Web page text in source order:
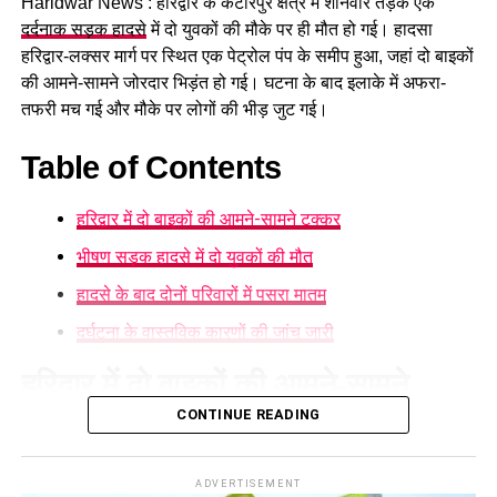
मुख्यमंत्री ने कांवड़ मेले को सफल बनाने में जुटे सफाईकर्मियों और
पुलिसकर्मियों का भी सम्मान किया। उन्होंने कर्मचारियों को माला पहनाकर
और शॉल ओढ़ाकर उनकी सेवाओं के लिए उनका उत्साह बढ़ाया।
की प्राथमिकता
दर्दनाक सड़क हादसेमें दो युवकों की मौके पर ही मौत हो गई। हादसा
हरिद्वार-लक्सर मार्ग पर स्थित एक पेट्रोल पंप के समीप हुआ, जहां दो बाइकों
की आमने-सामने जोरदार भिड़ंत हो गई। घटना के बाद इलाके में अफरा-
तफरी मच गई और मौके पर लोगों की भीड़ जुट गई।
Table of Contents
हरिद्वार में दो बाइकों की आमने-सामने टक्कर
भीषण सड़क हादसे में दो युवकों की मौत
हादसे के बाद दोनों परिवारों में पसरा मातम
दुर्घटना के वास्तविक कारणों की जांच जारी
टक्कर
में बादशाहपुर निवासी 28 वर्षीय सौरभ और पथरी क्षेत्र के पुरुषोत्तम
CONTINUE READING
ADVERTISEMENT